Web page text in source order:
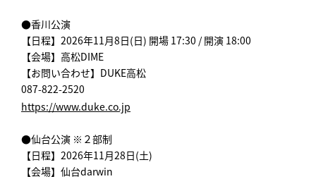
●香川公演
【日程】2026年11月8日(日) 開場 17:30 / 開演 18:00
【会場】高松DIME
【お問い合わせ】DUKE高松
087-822-2520
https://www.duke.co.jp
●仙台公演 ※２部制
【日程】2026年11月28日(土)
【会場】仙台darwin